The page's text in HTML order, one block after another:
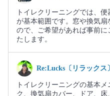
トイレクリーニングでは、
が基本範囲です。窓や換気
ので、ご希望があれば事前
たします。
Re:Lucks〔リラックス
トイレクリーニングの基本
ク、換気扇カバー、ドア、